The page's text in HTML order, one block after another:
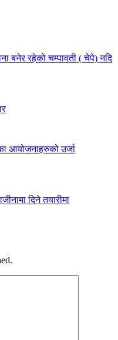
बनेर रहेको चम्पावती ( चेपे) नदि
आयोजनाहरुको उर्जा
दिने तयारीमा